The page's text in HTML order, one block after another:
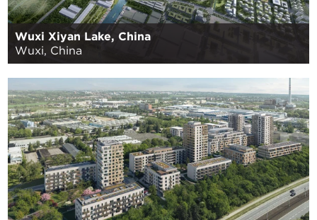
Wuxi Xiyan Lake, China
Wuxi, China